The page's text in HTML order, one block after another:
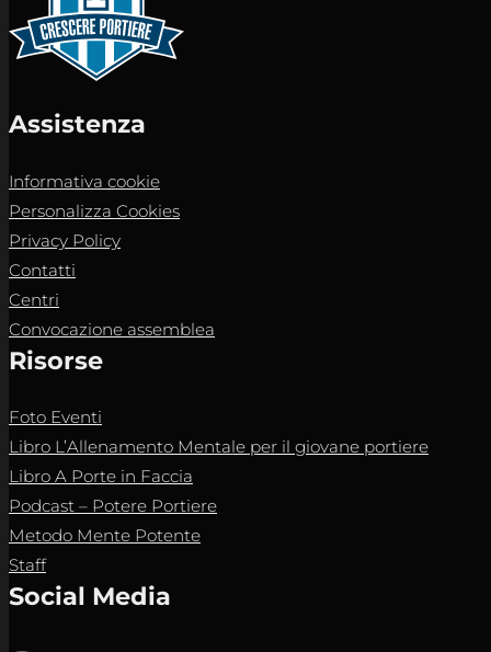
Assistenza
Informativa cookie
Personalizza Cookies
Privacy Policy
Contatti
Centri
Convocazione assemblea
Risorse
Foto Eventi
Libro L’Allenamento Mentale per il giovane portiere
Libro A Porte in Faccia
Podcast – Potere Portiere
Metodo Mente Potente
Staff
Social Media